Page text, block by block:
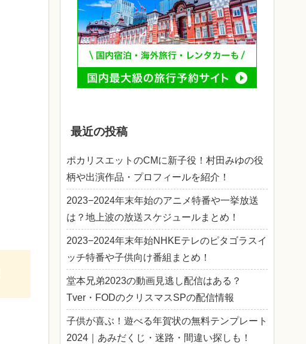
最近の投稿
ポカリスエットのCMに新子役！村田みゆの役
柄や出演作品・プロフィールを紹介！
2023−2024年末年始のアニメ特番や一挙放送
は？地上波の放送スケジュールまとめ！
2023−2024年末年始NHKEテレのピタゴラスイ
ッチ特番や子供向け番組まとめ！
堂本兄弟2023の動画見逃し配信はある？
Tver・FODのクリスマスSPの配信情報
子供が喜ぶ！遊べる年賀状の無料テンプレート
2024｜あみだくじ・迷路・間違い探しも！